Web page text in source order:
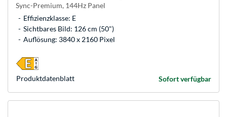
Sync-Premium, 144Hz Panel
Effizienzklasse: E
Sichtbares Bild: 126 cm (50")
Auflösung: 3840 x 2160 Pixel
Sofort verfügbar
Produkt­datenblatt